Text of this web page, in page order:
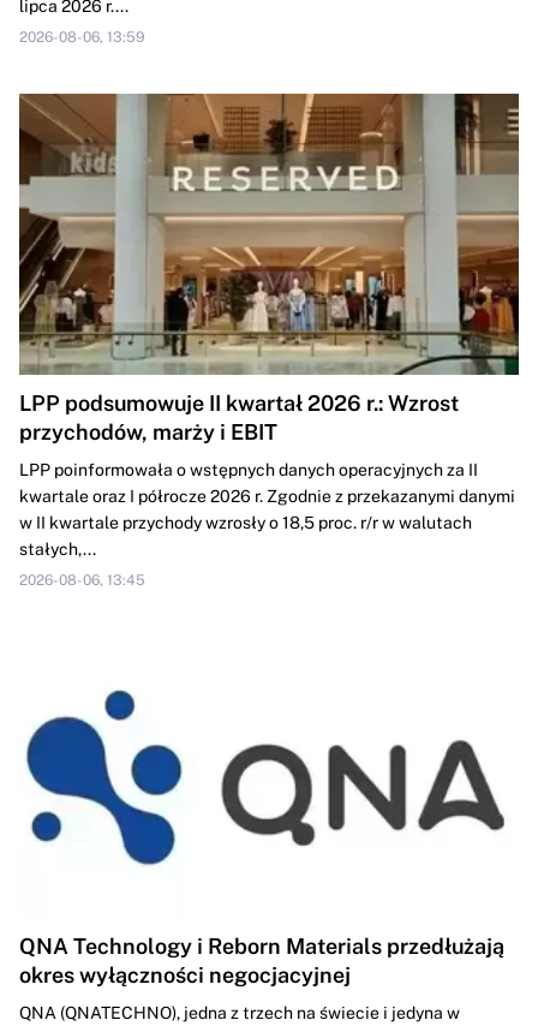
lipca 2026 r....
2026-08-06, 13:59
LPP podsumowuje II kwartał 2026 r.: Wzrost
przychodów, marży i EBIT
LPP poinformowała o wstępnych danych operacyjnych za II
kwartale oraz I półrocze 2026 r. Zgodnie z przekazanymi danymi
w II kwartale przychody wzrosły o 18,5 proc. r/r w walutach
stałych,...
2026-08-06, 13:45
QNA Technology i Reborn Materials przedłużają
okres wyłączności negocjacyjnej
QNA (QNATECHNO), jedna z trzech na świecie i jedyna w